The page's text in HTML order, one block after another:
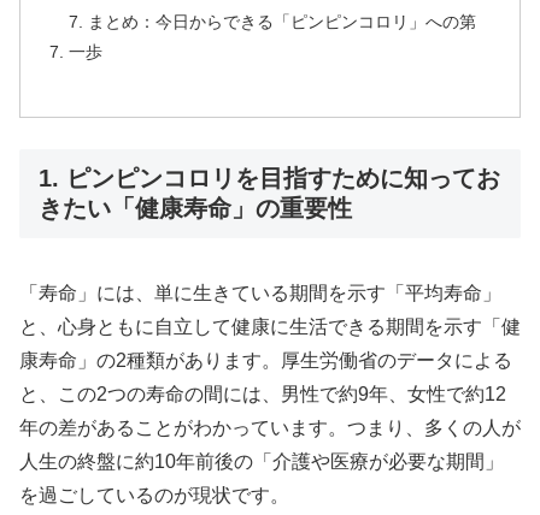
7. まとめ：今日からできる「ピンピンコロリ」への第
一歩
1. ピンピンコロリを目指すために知ってお
きたい「健康寿命」の重要性
「寿命」には、単に生きている期間を示す「平均寿命」
と、心身ともに自立して健康に生活できる期間を示す「健
康寿命」の2種類があります。厚生労働省のデータによる
と、この2つの寿命の間には、男性で約9年、女性で約12
年の差があることがわかっています。つまり、多くの人が
人生の終盤に約10年前後の「介護や医療が必要な期間」
を過ごしているのが現状です。